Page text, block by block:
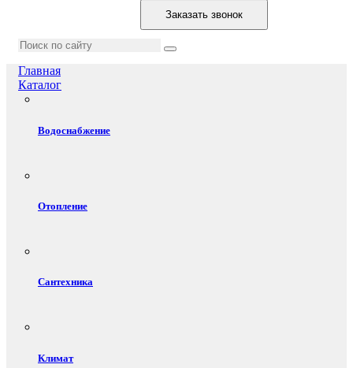
Заказать звонок
Главная
Каталог
Водоснабжение
Отопление
Сантехника
Климат